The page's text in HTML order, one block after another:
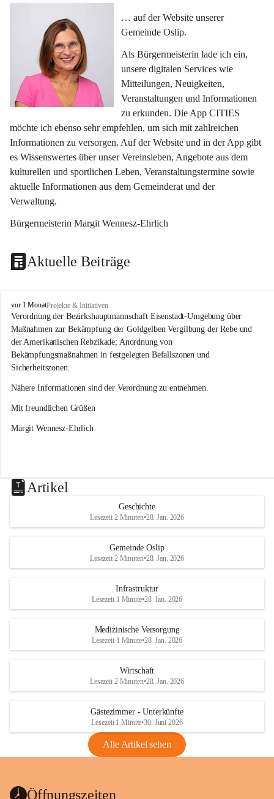
… auf der Website unserer
Gemeinde Oslip.
Als Bürgermeisterin lade ich ein,
unsere digitalen Services wie
Mitteilungen, Neuigkeiten,
Veranstaltungen und Informationen
zu erkunden. Die App CITIES
möchte ich ebenso sehr empfehlen, um sich mit zahlreichen
Informationen zu versorgen. Auf der Website und in der App gibt
es Wissenswertes über unser Vereinsleben, Angebote aus dem
kulturellen und sportlichen Leben, Veranstaltungstermine sowie
aktuelle Informationen aus dem Gemeinderat und der
Verwaltung.
Bürgermeisterin Margit Wennesz-Ehrlich
Aktuelle Beiträge
O
s
l
i
p
vor 1 MonatProjekte & Initiativen
Verordnung der Bezirkshauptmannschaft Eisenstadt-Umgebung über
Maßnahmen zur Bekämpfung der Goldgelben Vergilbung der Rebe und
der Amerikanischen Rebzikade; Anordnung von
Bekämpfungsmaßnahmen in festgelegten Befallszonen und
Sicherheitszonen.
Nähere Informationen sind der Verordnung zu entnehmen.
Mit freundlichen Grüßen
Margit Wennesz-Ehrlich
Artikel
Geschichte
Lesezeit 2 Minuten•28. Jan. 2026
Gemeinde Oslip
Lesezeit 2 Minuten•28. Jan. 2026
Infrastruktur
Lesezeit 1 Minute•28. Jan. 2026
Medizinische Versorgung
Lesezeit 1 Minute•28. Jan. 2026
Wirtschaft
Lesezeit 2 Minuten•28. Jan. 2026
Gästezimmer - Unterkünfte
Lesezeit 1 Minute•30. Juni 2026
Alle Artikel sehen
Öffnungszeiten